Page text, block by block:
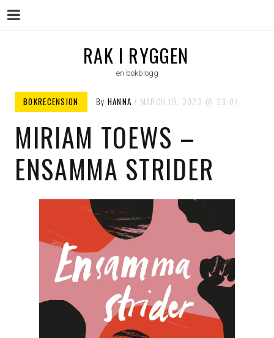
RAK I RYGGEN
en bokblogg
BOKRECENSION By HANNA MARCH 19, 2023 23:04
MIRIAM TOEWS –
ENSAMMA STRIDER
Menu